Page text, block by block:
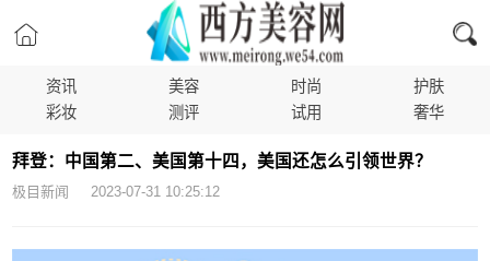
资讯 美容 时尚
护肤
彩妆
测评 试用 奢华
拜登：中国第二、美国第十四，美国还怎么引领世界？
极目新闻 2023-07-31 10:25:12